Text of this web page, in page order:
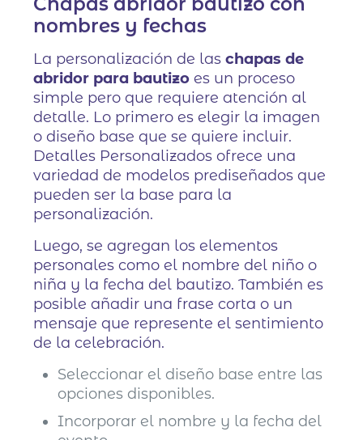
nombres y fechas
La personalización de laschapas de
abridor para bautizo es un proceso
simple pero que requiere atención al
detalle. Lo primero es elegir la imagen
o diseño base que se quiere incluir.
Detalles Personalizados ofrece una
variedad de modelos prediseñados que
pueden ser la base para la
personalización.
Luego, se agregan los elementos
personales como el nombre del niño o
niña y la fecha del bautizo. También es
posible añadir una frase corta o un
mensaje que represente el sentimiento
de la celebración.
Seleccionar el diseño base entre las
opciones disponibles.
Incorporar el nombre y la fecha del